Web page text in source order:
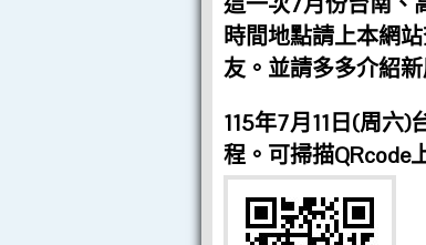
時間地點請上本網
友。並請多多介紹
115年7月11日(周六
程。可掃描QRcode